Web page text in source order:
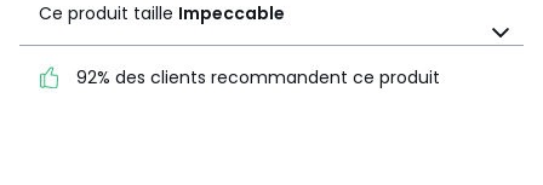
Ce produit taille
Impeccable
Ce produit taille Impeccable
92% des clients recommandent ce produit